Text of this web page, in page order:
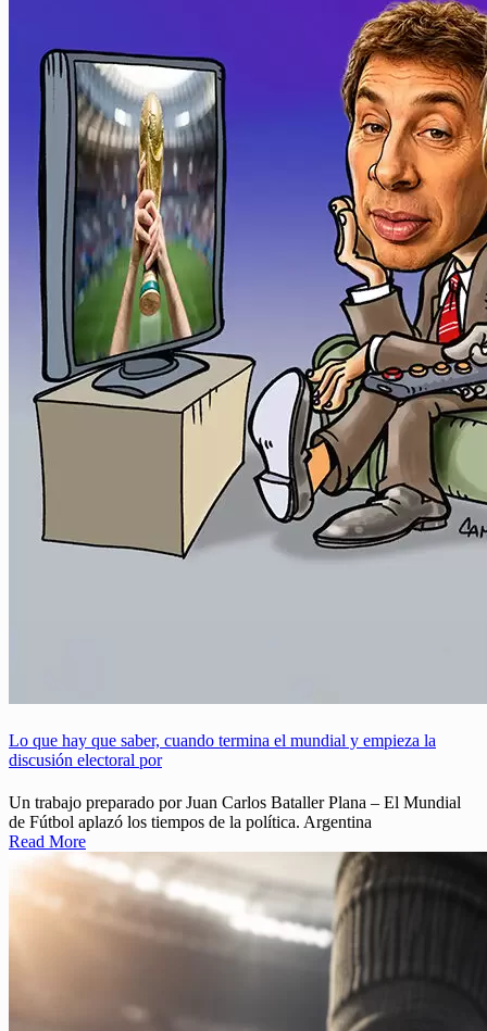
Lo que hay que saber, cuando termina el mundial y empieza la
discusión electoral por
Un trabajo preparado por Juan Carlos Bataller Plana – El Mundial
de Fútbol aplazó los tiempos de la política. Argentina
Read More